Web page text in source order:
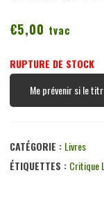
€5,00 tvac
RUPTURE DE STOCK
Me prévenir si le
CATÉGORIE : Livres
ÉTIQUETTES : Critique